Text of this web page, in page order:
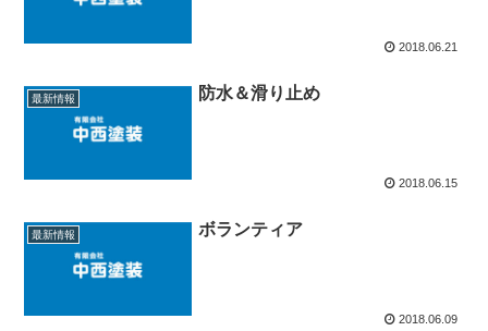
2018.06.21
最新情報 防水＆滑り止め
2018.06.15
最新情報 ボランティア
2018.06.09